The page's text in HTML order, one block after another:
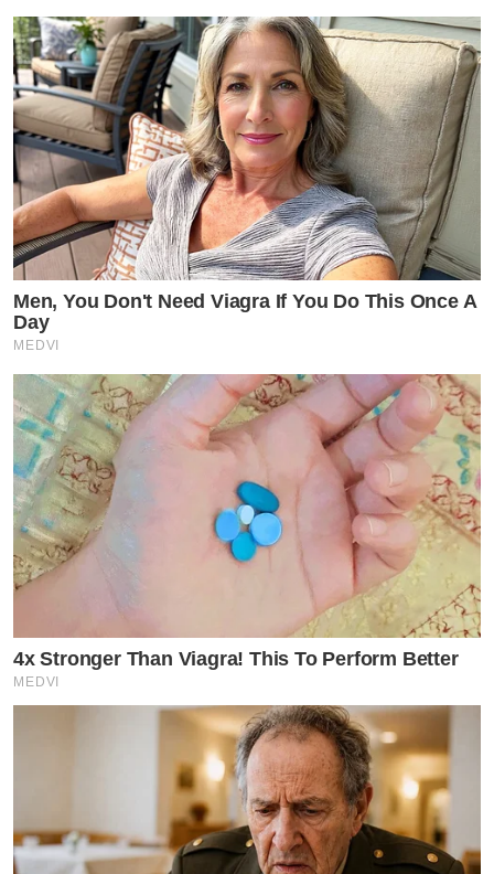
Men, You Don't Need Viagra If You Do This Once A
Day
MEDVI
4x Stronger Than Viagra! This To Perform Better
MEDVI